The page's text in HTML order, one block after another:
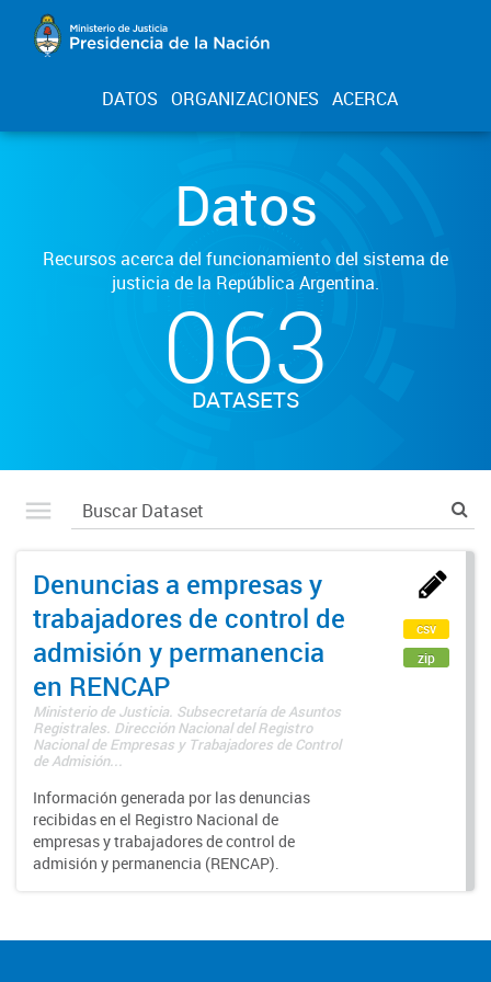
DATOS ORGANIZACIONES ACERCA
Datos
Recursos acerca del funcionamiento del sistema de
justicia de la República Argentina.
063
DATASETS
Denuncias a empresas y
trabajadores de control de
admisión y permanencia
en RENCAP
Ministerio de Justicia. Subsecretaría de Asuntos
Registrales. Dirección Nacional del Registro
Nacional de Empresas y Trabajadores de Control
de Admisión...
Información generada por las denuncias
recibidas en el Registro Nacional de
empresas y trabajadores de control de
admisión y permanencia (RENCAP).
csv
zip